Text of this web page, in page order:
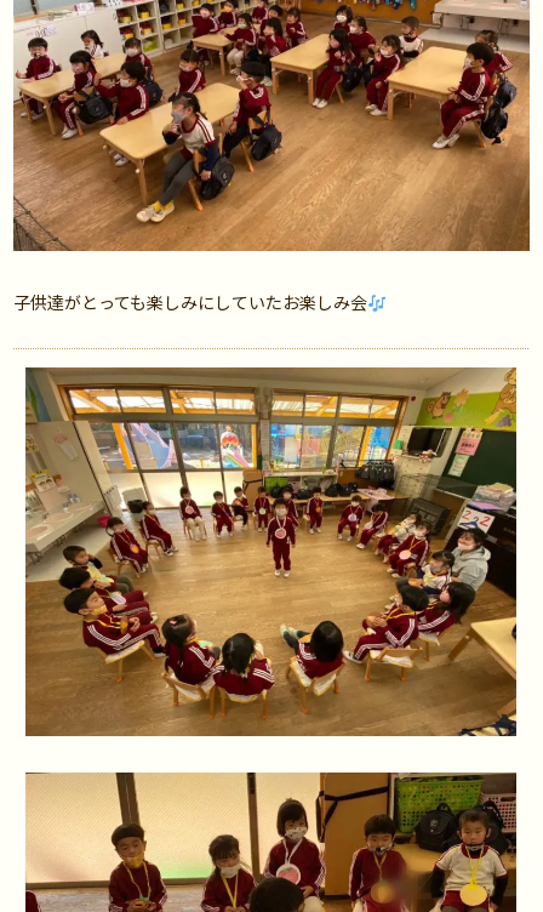
子供達がとっても楽しみにしていたお楽しみ会